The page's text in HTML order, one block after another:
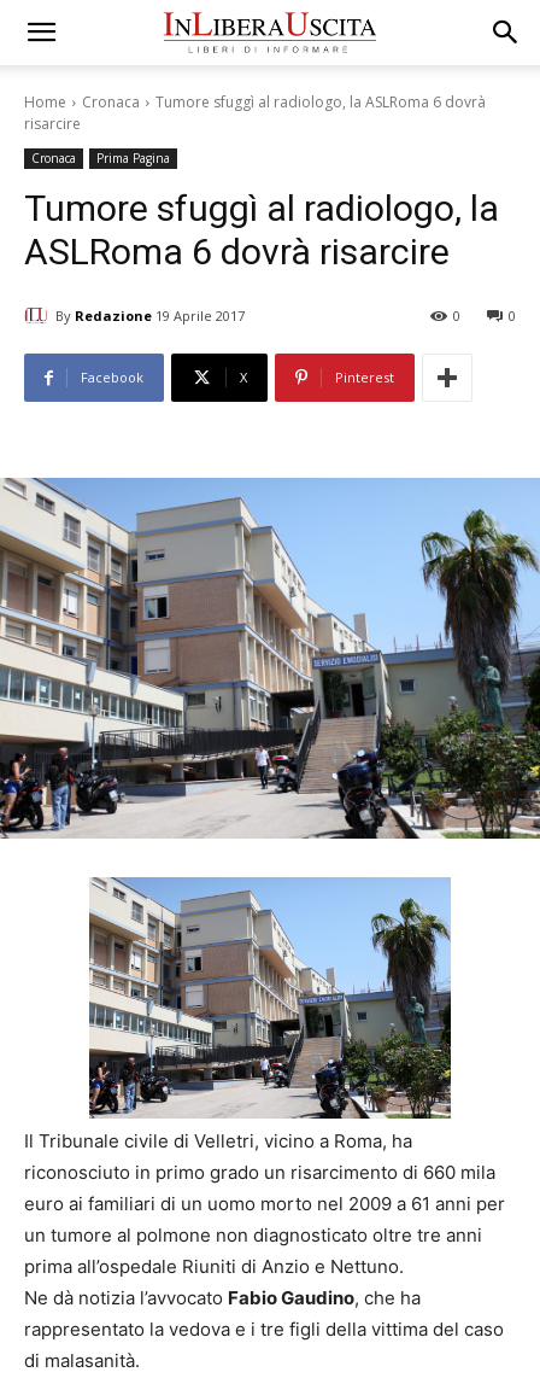
Home Cronaca
Tumore sfuggì al radiologo, la ASLRoma 6 dovrà
risarcire
Cronaca Prima Pagina
Tumore sfuggì al radiologo, la
ASLRoma 6 dovrà risarcire
By Redazione 19 Aprile 2017 0
0
Facebook X Pinterest
Il Tribunale civile di Velletri, vicino a Roma, ha
riconosciuto in primo grado un risarcimento di 660 mila
euro ai familiari di un uomo morto nel 2009 a 61 anni per
un tumore al polmone non diagnosticato oltre tre anni
prima all’ospedale Riuniti di Anzio e Nettuno.
Ne dà notizia l’avvocato Fabio Gaudino, che ha
rappresentato la vedova e i tre figli della vittima del caso
di malasanità.